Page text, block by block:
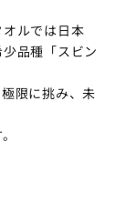
ルでは日本
品種「スビン
限に挑み、未